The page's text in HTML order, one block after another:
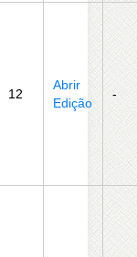
12
Abrir
Edição
-